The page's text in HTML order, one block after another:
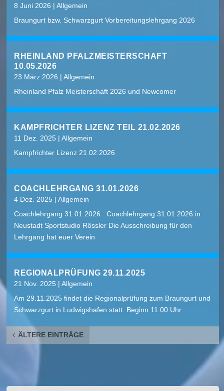
8 Juni 2026 |Allgemein
Braungurt bzw. Schwarzgurt Vorbereitungslehrgang 2026
RHEINLAND PFALZMEISTERSCHAFT
10.05.2026
23 März 2026 |Allgemein
Rheinland Pfalz Meisterschaft 2026 und Newcomer
KAMPFRICHTER LIZENZ TEIL 21.02.2026
11 Dez. 2025 |Allgemein
Kampfrichter Lizenz 21.02.2026
COACHLEHRGANG 31.01.2026
4 Dez. 2025 |Allgemein
Coachlehrgang 31.01.2026 Coachlehrgang 31.01.2026 in
Neustadt Sportstudio Rössler Die Ausschreibung für den
Lehrgang hat euer Verein
REGIONALPRÜFUNG 29.11.2025
21 Nov. 2025 |Allgemein
Am 29.11.2025 findet die Regionalprüfung zum Braungurt und
Schwarzgurt in Ludwigshafen statt. Beginn 11.00 Uhr
ÄLTERE EINTRÄGE